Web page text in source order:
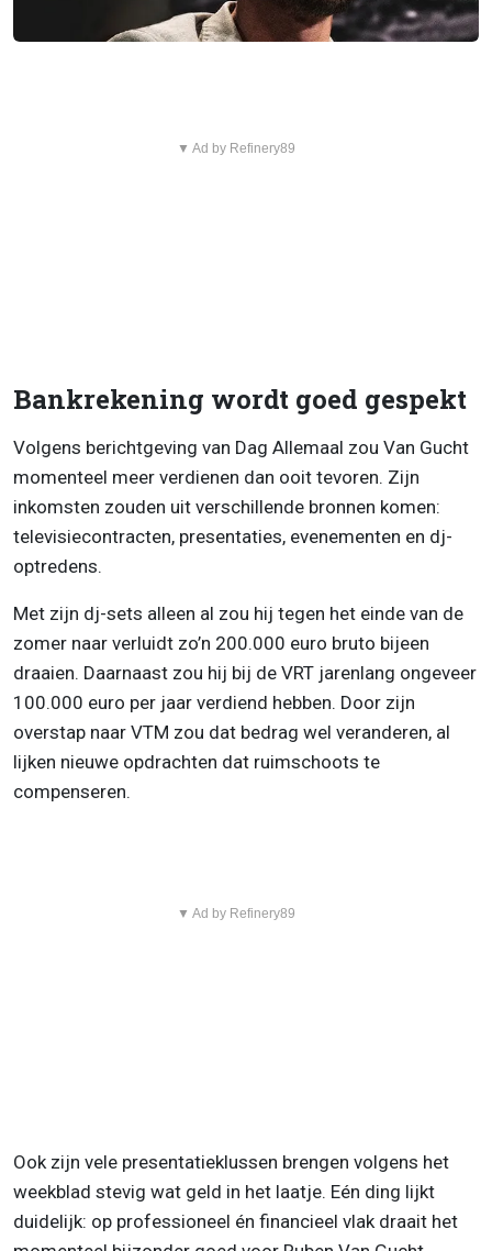
▼ Ad by Refinery89
Bankrekening wordt goed gespekt
Volgens berichtgeving van Dag Allemaal zou Van Gucht
momenteel meer verdienen dan ooit tevoren. Zijn
inkomsten zouden uit verschillende bronnen komen:
televisiecontracten, presentaties, evenementen en dj-
optredens.
Met zijn dj-sets alleen al zou hij tegen het einde van de
zomer naar verluidt zo’n 200.000 euro bruto bijeen
draaien. Daarnaast zou hij bij de VRT jarenlang ongeveer
100.000 euro per jaar verdiend hebben. Door zijn
overstap naar VTM zou dat bedrag wel veranderen, al
lijken nieuwe opdrachten dat ruimschoots te
compenseren.
▼ Ad by Refinery89
Ook zijn vele presentatieklussen brengen volgens het
weekblad stevig wat geld in het laatje. Eén ding lijkt
duidelijk: op professioneel én financieel vlak draait het